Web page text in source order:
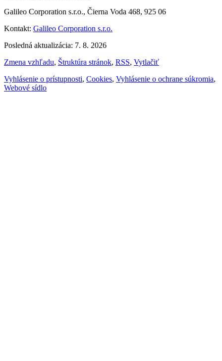
Galileo Corporation s.r.o., Čierna Voda 468, 925 06
Kontakt: Galileo Corporation s.r.o.
Posledná aktualizácia: 7. 8. 2026
Zmena vzhľadu, Štruktúra stránok, RSS, Vytlačiť
Vyhlásenie o prístupnosti, Cookies, Vyhlásenie o ochrane súkromia,
Webové sídlo